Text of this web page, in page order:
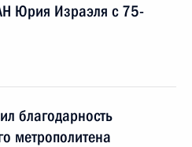
Юрия Израэля с 75-
благодарность
метрополитена